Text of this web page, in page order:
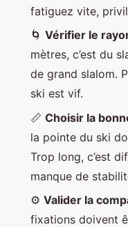
fatiguez vite,
🌀 Vérifier le
mètres, c’est du
de grand slalom.
ski est vif.
📏 Choisir la
la pointe du ski
Trop long, c’est
manque de
⚙️ Valider la
fixations doivent